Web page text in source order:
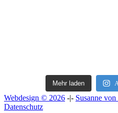
Mehr laden
Webdesign © 2026 -|- Susanne
Datenschutz